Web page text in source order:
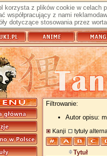
korzysta z plików cookie w celach
współpracujący z nami
dotyczące stosowania przez
Filtrowanie:
Autor opisu:
Kanji tytuły
Tytuł